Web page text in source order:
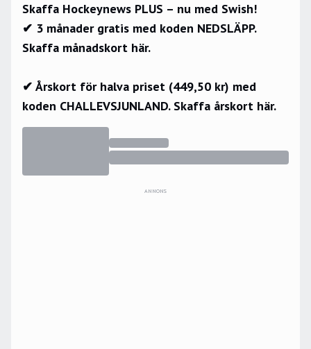
Skaffa Hockeynews PLUS – nu med Swish!
✔ 3 månader gratis med koden NEDSLÄPP.
Skaffa månadskort här.
✔ Årskort för halva priset (449,50 kr) med
koden CHALLEVSJUNLAND. Skaffa årskort här.
ANNONS